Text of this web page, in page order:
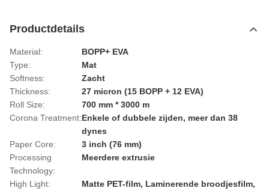
Productdetails
Material:
BOPP+ EVA
Type:
Mat
Softness:
Zacht
Thickness:
27 micron (15 BOPP + 12 EVA)
Roll Size:
700 mm * 3000 m
Corona Treatment:Enkele of dubbele zijden, meer dan 38
dynes
Paper Core:
3 inch (76 mm)
Processing
Technology:
Meerdere extrusie
High Light: Matte PET-film, Laminerende broodjesfilm,